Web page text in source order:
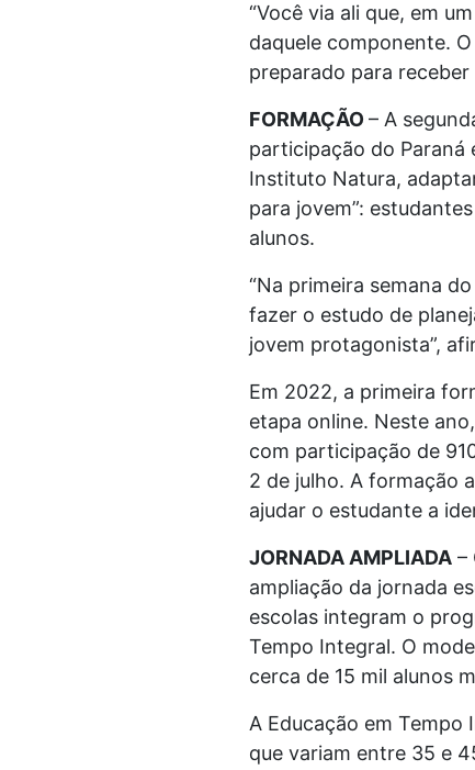
“Você via ali que, em
daquele componente.
preparado para
FORMAÇÃO– A
participação do Paraná
Instituto Natura,
para jovem”:
alunos.
“Na primeira semana
fazer o estudo de
jovem protagonista”,
Em 2022, a primeira
etapa online. Neste
com participação de
2 de julho. A formação
ajudar o estudante a
JORNADA AMPLIADA –
ampliação da jornada
escolas integram o
Tempo Integral. O
cerca de 15 mil alunos
A Educação em
que variam entre 35 e